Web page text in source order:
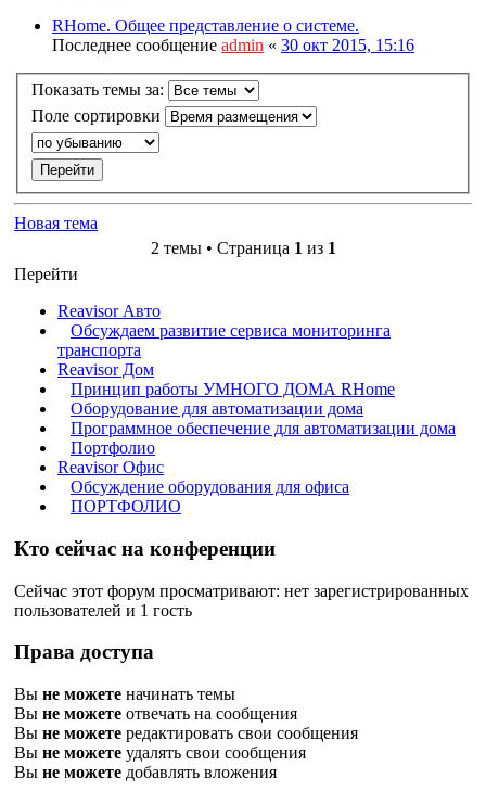
RHome. Общее представление о системе.
Последнее сообщение admin « 30 окт 2015, 15:16
Показать темы за:
Поле сортировки
Новая тема
2 темы • Страница 1 из 1
Перейти
Reavisor Авто
Обсуждаем развитие сервиса мониторинга
транспорта
Reavisor Дом
Принцип работы УМНОГО ДОМА RHome
Оборудование для автоматизации дома
Программное обеспечение для автоматизации дома
Портфолио
Reavisor Офис
Обсуждение оборудования для офиса
ПОРТФОЛИО
Кто сейчас на конференции
Сейчас этот форум просматривают: нет зарегистрированных
пользователей и 1 гость
Права доступа
Вы не можете начинать темы
Вы не можете отвечать на сообщения
Вы не можете редактировать свои сообщения
Вы не можете удалять свои сообщения
Вы не можете добавлять вложения